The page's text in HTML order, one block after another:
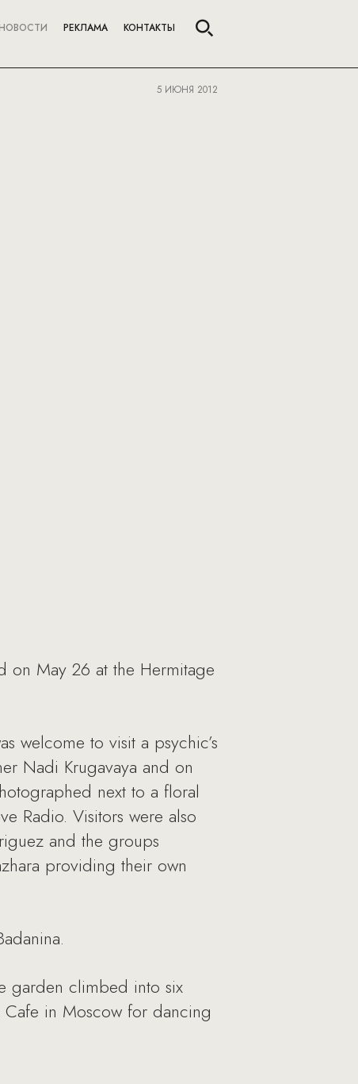
РЕКЛАМА КОНТАКТЫ
5 ИЮНЯ 2012
on May 26 at the Hermitage
welcome to visit a psychic’s
Nadi Krugavaya and on
next to a floral
Radio. Visitors were also
and the groups
providing their own
garden climbed into six
in Moscow for dancing